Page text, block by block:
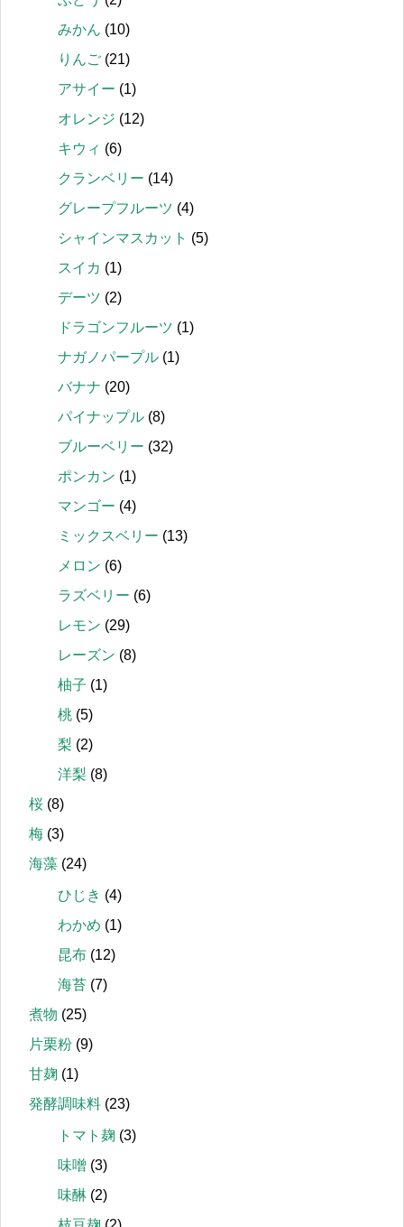
みかん (10)
りんご (21)
アサイー (1)
オレンジ (12)
キウィ (6)
クランベリー (14)
グレープフルーツ (4)
シャインマスカット (5)
スイカ (1)
デーツ (2)
ドラゴンフルーツ (1)
ナガノパープル (1)
バナナ (20)
パイナップル (8)
ブルーベリー (32)
ポンカン (1)
マンゴー (4)
ミックスベリー (13)
メロン (6)
ラズベリー (6)
レモン (29)
レーズン (8)
柚子 (1)
桃 (5)
梨 (2)
洋梨 (8)
桜 (8)
梅 (3)
海藻 (24)
ひじき (4)
わかめ (1)
昆布 (12)
海苔 (7)
煮物 (25)
片栗粉 (9)
甘麹 (1)
発酵調味料 (23)
トマト麹 (3)
味噌 (3)
味醂 (2)